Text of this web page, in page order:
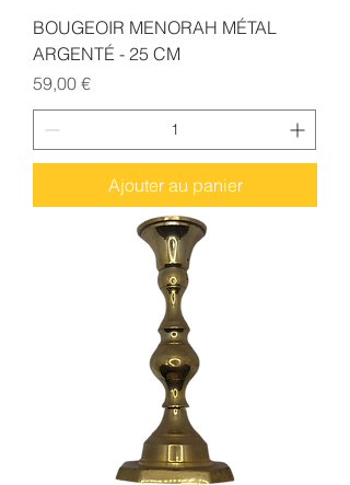
BOUGEOIR MENORAH MÉTAL
ARGENTÉ - 25 CM
Prix
59,00 €
Ajouter au panier